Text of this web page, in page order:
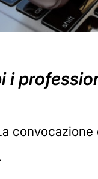
i
convocazione